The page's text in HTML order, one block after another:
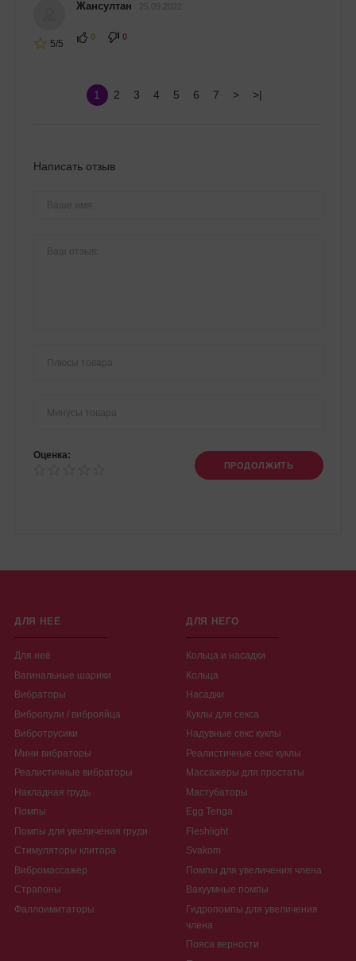
5/5
Жансултан
0 0
1 2 3 4 5 6 7 > >|
Написать отзыв
Оценка:
ПРОДОЛЖИТЬ
ДЛЯ НЕЁ
Для неё
Вагинальные шарики
Вибраторы
Вибропули / виброяйца
Вибротрусики
Мини вибраторы
Реалистичные вибраторы
Накладная грудь
Помпы
Помпы для увеличения груди
Стимуляторы клитора
Вибромассажер
Страпоны
Фаллоимитаторы
ДЛЯ НЕГО
Кольца и насадки
Кольца
Насадки
Куклы для секса
Надувные секс куклы
Реалистичные секс куклы
Массажеры для простаты
Мастубаторы
Egg Tenga
Fleshlight
Svakom
Помпы для увеличения члена
Вакуумные помпы
Гидропомпы для увеличения
члена
Пояса верности